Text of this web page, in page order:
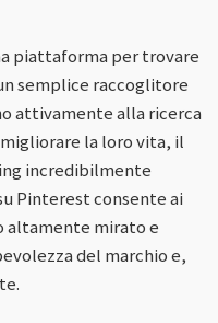
piattaforma per trovare
semplice raccoglitore
attivamente alla ricerca
la loro vita, il
incredibilmente
Pinterest consente ai
altamente mirato e
del marchio e,